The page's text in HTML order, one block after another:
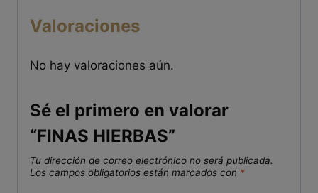
Valoraciones
No hay valoraciones aún.
Sé el primero en valorar
“FINAS HIERBAS”
Tu dirección de correo electrónico no será publicada.
Los campos obligatorios están marcados con *